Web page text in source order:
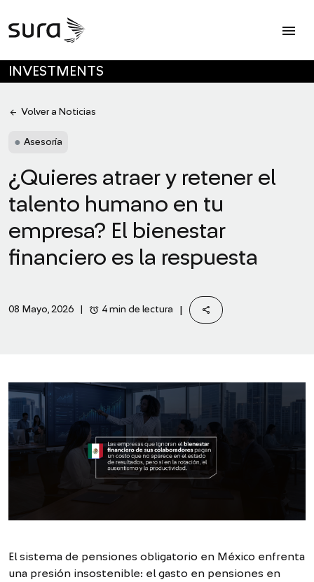
menu
INVESTMENTS
arrow_back Volver a Noticias
● Asesoría
¿Quieres atraer y retener el
talento humano en tu
empresa? El bienestar
financiero es la respuesta
08 Mayo, 2026 alarm 4 min de lectura | share
El sistema de pensiones obligatorio en México enfrenta
una presión insostenible: el gasto en pensiones en